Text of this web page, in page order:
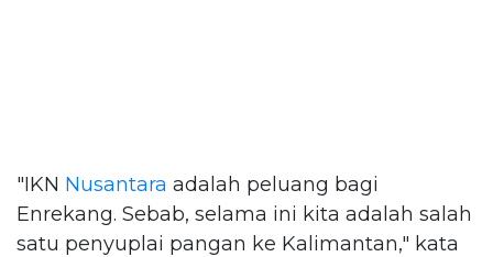
"IKN Nusantara adalah peluang bagi
Enrekang. Sebab, selama ini kita adalah salah
satu penyuplai pangan ke Kalimantan," kata